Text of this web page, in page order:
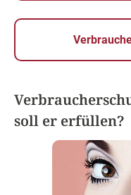
soll er erfüllen?